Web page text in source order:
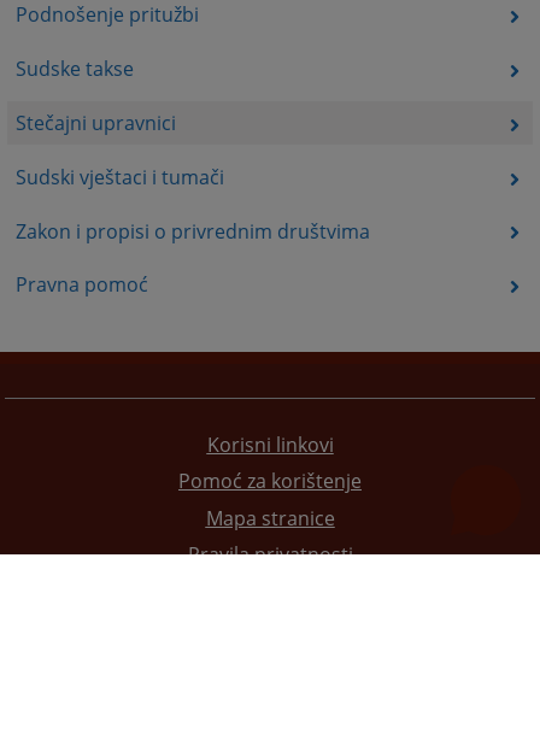
Podnošenje pritužbi
Sudske takse
Stečajni upravnici
Sudski vještaci i tumači
Zakon i propisi o privrednim društvima
Pravna pomoć
Korisni linkovi
Pomoć za korištenje
Mapa stranice
Pravila privatnosti